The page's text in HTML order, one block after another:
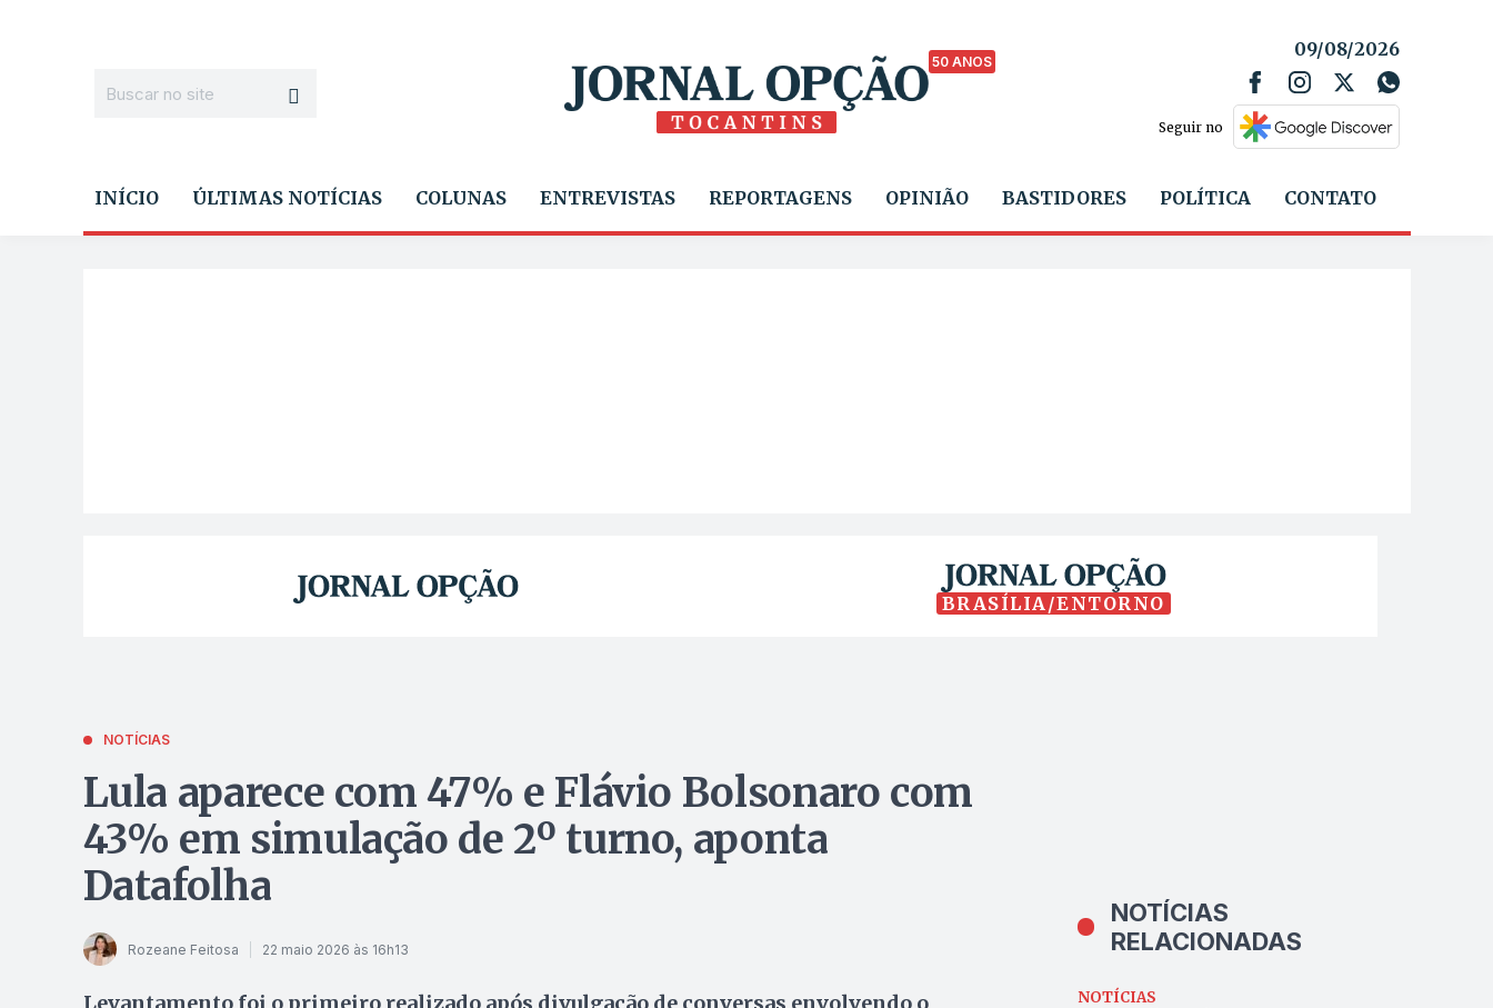
50 ANOS
09/08/2026
Seguir no
INÍCIO ÚLTIMAS NOTÍCIAS COLUNAS ENTREVISTAS REPORTAGENS OPINIÃO BASTIDORES POLÍTICA CONTATO
BRASÍLIA/ENTORNO
NOTÍCIAS
Lula aparece com 47% e Flávio Bolsonaro com
43% em simulação de 2º turno, aponta
Datafolha
Rozeane Feitosa 22 maio 2026 às 16h13
NOTÍCIAS
RELACIONADAS
NOTÍCIAS